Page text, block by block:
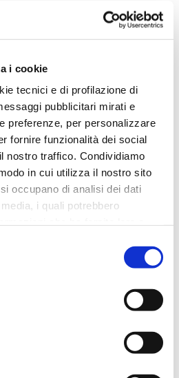
i cookie
tecnici e di profilazione di
pubblicitari mirati e
preferenze, per personalizzare
fornire funzionalità dei social
nostro traffico. Condividiamo
in cui utilizza il nostro sito
occupano di analisi dei dati
i quali potrebbero
per le diverse categorie di
il sito utilizzerà solo i